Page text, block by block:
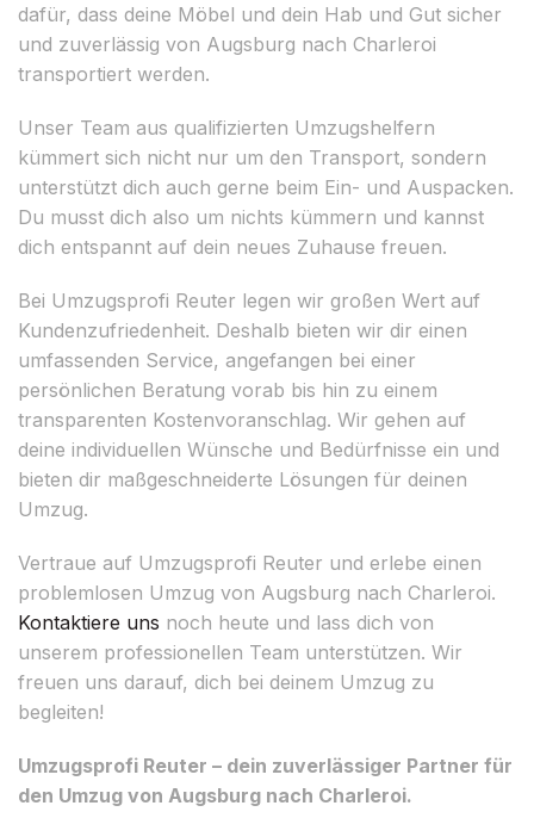
dafür, dass deine Möbel und dein Hab und Gut sicher
und zuverlässig von Augsburg nach Charleroi
transportiert werden.
Unser Team aus qualifizierten Umzugshelfern
kümmert sich nicht nur um den Transport, sondern
unterstützt dich auch gerne beim Ein- und Auspacken.
Du musst dich also um nichts kümmern und kannst
dich entspannt auf dein neues Zuhause freuen.
Bei Umzugsprofi Reuter legen wir großen Wert auf
Kundenzufriedenheit. Deshalb bieten wir dir einen
umfassenden Service, angefangen bei einer
persönlichen Beratung vorab bis hin zu einem
transparenten Kostenvoranschlag. Wir gehen auf
deine individuellen Wünsche und Bedürfnisse ein und
bieten dir maßgeschneiderte Lösungen für deinen
Umzug.
Vertraue auf Umzugsprofi Reuter und erlebe einen
problemlosen Umzug von Augsburg nach Charleroi.
Kontaktiere uns noch heute und lass dich von
unserem professionellen Team unterstützen. Wir
freuen uns darauf, dich bei deinem Umzug zu
begleiten!
Umzugsprofi Reuter – dein zuverlässiger Partner für
den Umzug von Augsburg nach Charleroi.